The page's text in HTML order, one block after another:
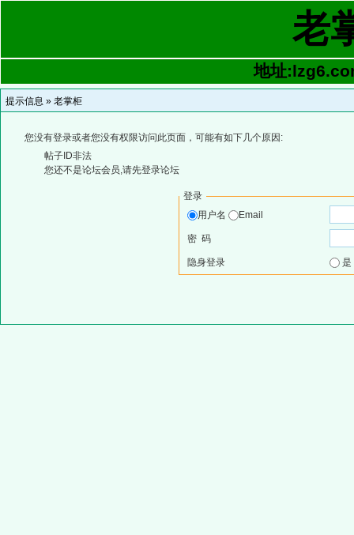
老
地址
提示信息 » 老掌柜
您没有登录或者您没有权限访问此页面，可能有如下几个原因:
帖子ID非法
您还不是论坛会员,请先登录论坛
登录
用户名
Email
密 码
隐身登录